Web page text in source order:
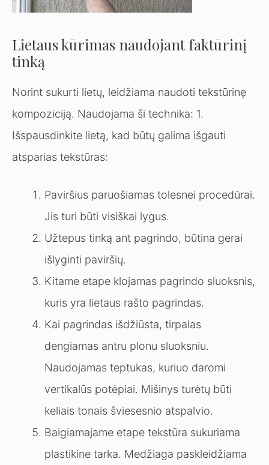
Lietaus kūrimas naudojant faktūrinį
tinką
Norint sukurti lietų, leidžiama naudoti tekstūrinę
kompoziciją. Naudojama ši technika: 1.
Išspausdinkite lietą, kad būtų galima išgauti
atsparias tekstūras:
Paviršius paruošiamas tolesnei procedūrai.
Jis turi būti visiškai lygus.
Užtepus tinką ant pagrindo, būtina gerai
išlyginti paviršių.
Kitame etape klojamas pagrindo sluoksnis,
kuris yra lietaus rašto pagrindas.
Kai pagrindas išdžiūsta, tirpalas
dengiamas antru plonu sluoksniu.
Naudojamas teptukas, kuriuo daromi
vertikalūs potėpiai. Mišinys turėtų būti
keliais tonais šviesesnio atspalvio.
Baigiamajame etape tekstūra sukuriama
plastikine tarka. Medžiaga paskleidžiama